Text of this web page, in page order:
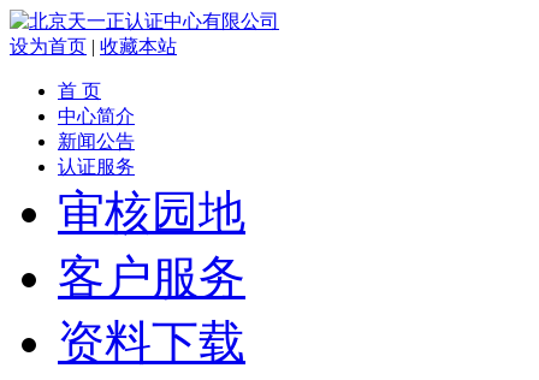
设为首页 | 收藏本站
首 页
中心简介
新闻公告
认证服务
审核园地
客户服务
资料下载